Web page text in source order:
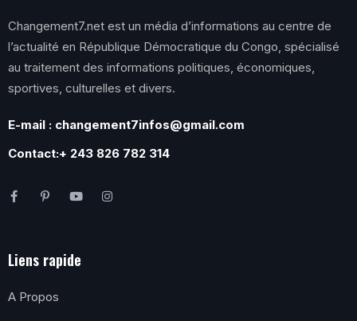
Changement7.net est un média d’informations au centre de
l’actualité en République Démocratique du Congo, spécialisé
au traitement des informations politiques, économiques,
sportives, culturelles et divers.
E-mail : changement7infos@gmail.com
Contact:+ 243 826 782 314
Liens rapide
A Propos